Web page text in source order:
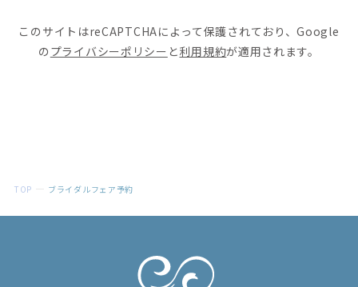
このサイトはreCAPTCHAによって保護されており、Google
の プライバシーポリシー と利用規約が適用されます。
TOP ブライダルフェア予約